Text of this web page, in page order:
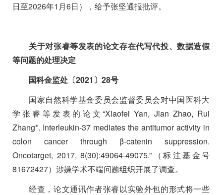
日至2026年1 月6日），给予张坚通报批评。
关于对张睿等发表的论文存在代写代投、数据造假
等问题的处理决定
国科金监处〔2021 〕 28号
国家自然科学基金委员会监督委员会对中国医科大
学张睿等发表的论文“Xiaofei Yan, Jian Zhao, Rui
Zhang*. Interleukin-37 mediates the antitumor activity in
colon cancer through β-catenin suppression.
Oncotarget, 2017, 8(30):49064-49075.” （标注基金号
81672427）涉嫌学术不端问题组织开展了调查。
经查，论文通讯作者张睿以实验外包的形式将一些